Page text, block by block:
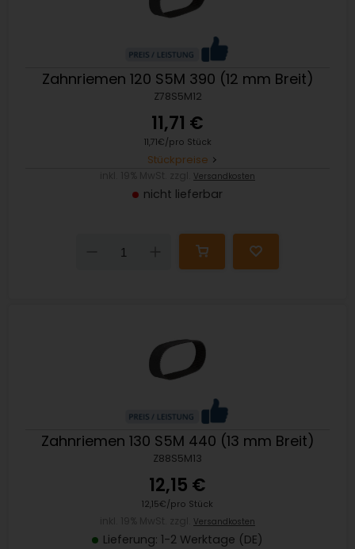
Zahnriemen 120 S5M 390 (12 mm Breit)
Z78S5M12
11,71 €
11,71€/pro Stück
Stückpreise
Versandkosten
nicht lieferbar
Down
Zahnriemen 130 S5M 440 (13 mm Breit)
Z88S5M13
12,15 €
12,15€/pro Stück
Versandkosten
Lieferung: 1-2 Werktage (DE)